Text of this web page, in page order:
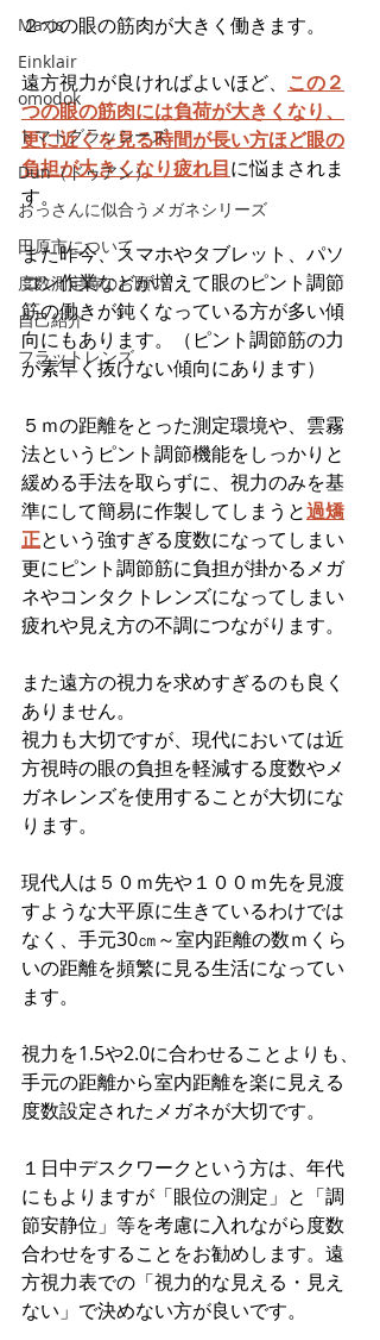
Maxis
Einklair
omodok
トマトグラッシーズ
Dun（ドゥアン）
おっさんに似合うメガネシリーズ
田原市について
度数測定時のお願い
自己紹介
フラットレンズ
２つの眼の筋肉が大きく働きます。
遠方視力が良ければよいほど、 この２
つの眼の筋肉には負荷が大きくなり、
更に近くを見る時間が長い方ほど眼の
負担が大きくなり疲れ目に悩まされま
す。
また昨今、スマホやタブレット、パソ
コン作業などが増えて眼のピント調節
筋の働きが鈍くなっている方が多い傾
向にもあります。（ピント調節筋の力
が素早く抜けない傾向にあります）
５ｍの距離をとった測定環境や、雲霧
法というピント調節機能をしっかりと
緩める手法を取らずに、視力のみを基
準にして簡易に作製してしまうと過矯
正という強すぎる度数になってしまい
更にピント調節筋に負担が掛かるメガ
ネやコンタクトレンズになってしまい
疲れや見え方の不調につながります。
また遠方の視力を求めすぎるのも良く
ありません。
視力も大切ですが、現代においては近
方視時の眼の負担を軽減する度数やメ
ガネレンズを使用することが大切にな
ります。
現代人は５０ｍ先や１００ｍ先を見渡
すような大平原に生きているわけでは
なく、手元30㎝～室内距離の数ｍくら
いの距離を頻繁に見る生活になってい
ます。
視力を1.5や2.0に合わせることよりも、
手元の距離から室内距離を楽に見える
度数設定されたメガネが大切です。
１日中デスクワークという方は、年代
にもよりますが「眼位の測定」と「調
節安静位」等を考慮に入れながら度数
合わせをすることをお勧めします。遠
方視力表での「視力的な見える・見え
ない」で決めない方が良いです。